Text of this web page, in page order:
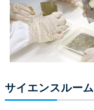
サイエンスルーム